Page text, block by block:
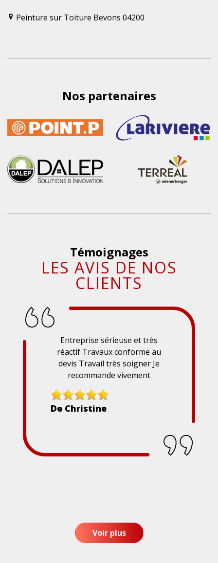
Peinture sur Toiture Bevons 04200
Nos partenaires
Témoignages
LES AVIS DE NOS
CLIENTS
Entreprise sérieuse et très
réactif Travaux conforme au
devis Travail très soigner Je
recommande vivement
De Christine
Voir plus